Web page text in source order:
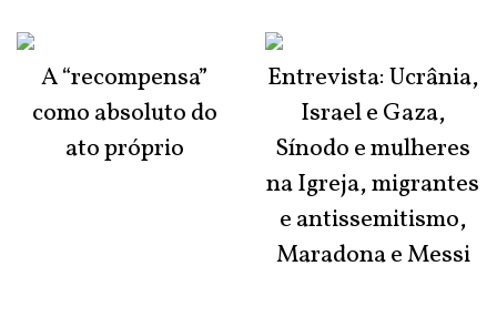
A “recompensa”
como absoluto do
ato próprio
Entrevista: Ucrânia,
Israel e Gaza,
Sínodo e mulheres
na Igreja, migrantes
e antissemitismo,
Maradona e Messi